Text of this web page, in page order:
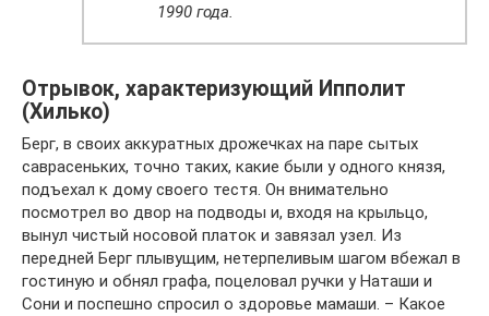
1990 года.
Отрывок, характеризующий Ипполит
(Хилько)
Берг, в своих аккуратных дрожечках на паре сытых
саврасеньких, точно таких, какие были у одного князя,
подъехал к дому своего тестя. Он внимательно
посмотрел во двор на подводы и, входя на крыльцо,
вынул чистый носовой платок и завязал узел. Из
передней Берг плывущим, нетерпеливым шагом вбежал в
гостиную и обнял графа, поцеловал ручки у Наташи и
Сони и поспешно спросил о здоровье мамаши. – Какое